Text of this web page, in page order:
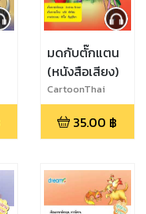
มดกับตั๊กแตน
(หนังสือเสียง)
CartoonThai
Studio
35.00 ฿